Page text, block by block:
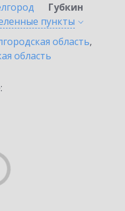
Губкин
пункты
область,
область